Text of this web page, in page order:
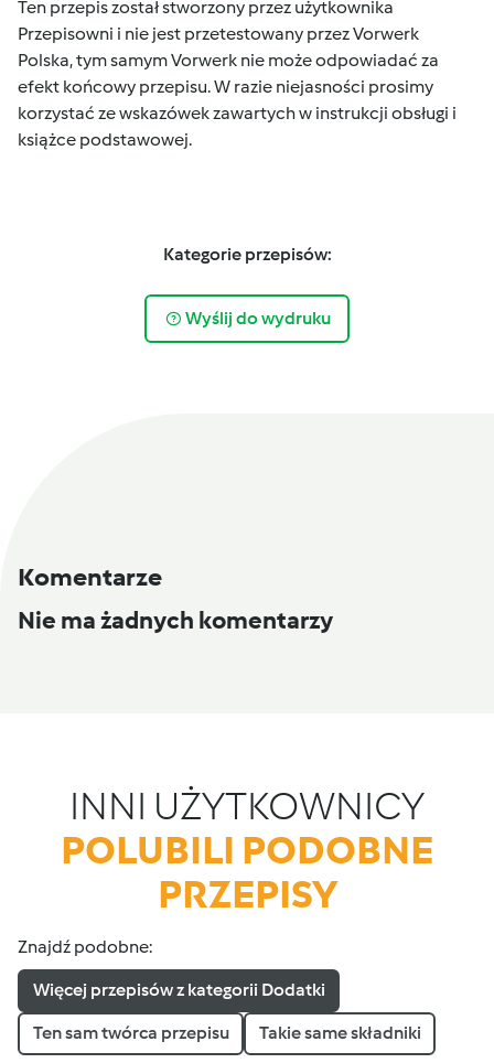
Ten przepis został stworzony przez użytkownika
Przepisowni i nie jest przetestowany przez Vorwerk
Polska, tym samym Vorwerk nie może odpowiadać za
efekt końcowy przepisu. W razie niejasności prosimy
korzystać ze wskazówek zawartych w instrukcji obsługi i
książce podstawowej.
Kategorie przepisów:
Wyślij do wydruku
Komentarze
Nie ma żadnych komentarzy
INNI UŻYTKOWNICY
POLUBILI PODOBNE
PRZEPISY
Znajdź podobne:
Więcej przepisów z kategorii Dodatki
Ten sam twórca przepisu Takie same składniki